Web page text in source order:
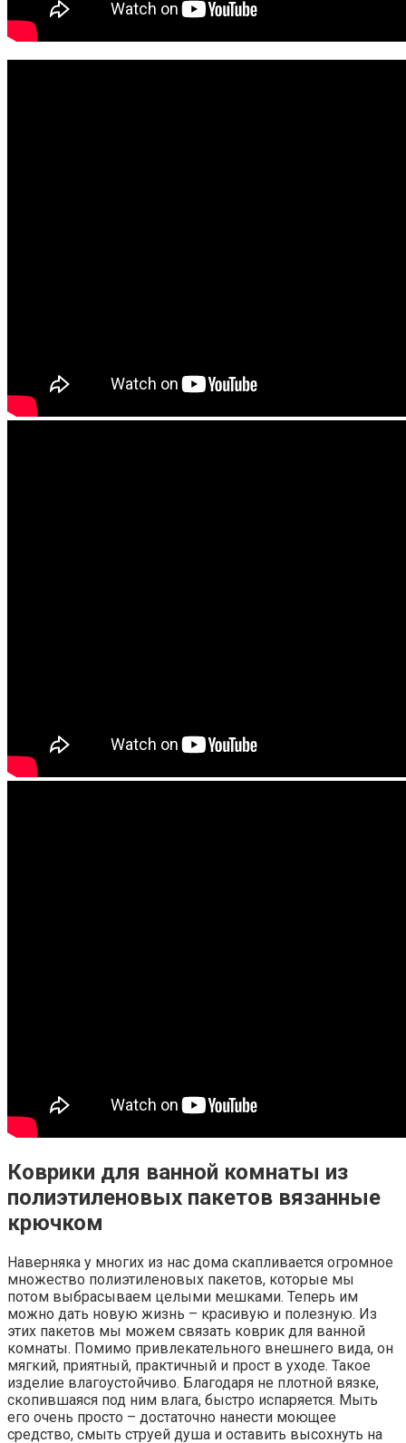
Коврики для ванной комнаты из
полиэтиленовых пакетов вязанные
крючком
Наверняка у многих из нас дома скапливается огромное
множество полиэтиленовых пакетов, которые мы
потом выбрасываем целыми мешками. Теперь им
можно дать новую жизнь – красивую и полезную. Из
этих пакетов мы можем связать коврик для ванной
комнаты. Помимо привлекательного внешнего вида, он
мягкий, приятный, практичный и прост в уходе. Такое
изделие влагоустойчиво. Благодаря не плотной вязке,
скопившаяся под ним влага, быстро испаряется. Мыть
его очень просто – достаточно нанести моющее
средство, смыть струей душа и оставить высохнуть на